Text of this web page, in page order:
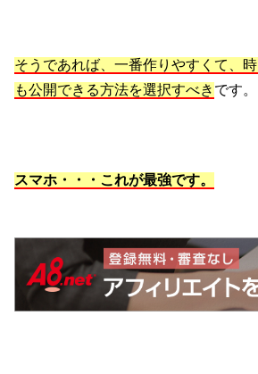
そうであれば、一番作りやすくて、
も公開できる方法を選択すべき です。
スマホ・・・これが最強です。